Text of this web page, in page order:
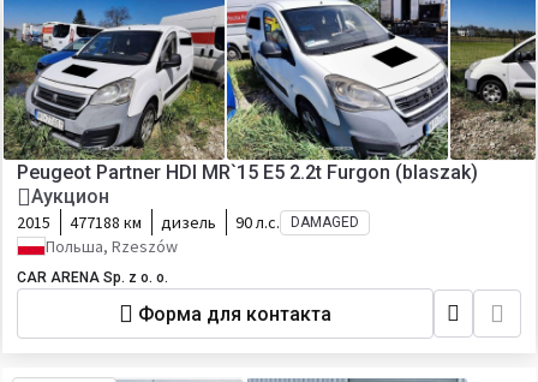
Peugeot Partner HDI MR`15 E5 2.2t Furgon (blaszak)
Аукцион
2015 477188 км дизель 90 л.с. DAMAGED
Польша, Rzeszów
CAR ARENA Sp. z o. o.
Форма для контакта